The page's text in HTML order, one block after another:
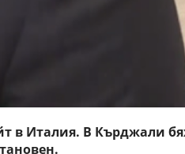
в Италия. В Кърджали